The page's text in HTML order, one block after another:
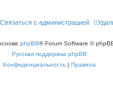
Связаться с администрацией
phpBB® Forum Software ©
Русская поддержка phpBB
Конфиденциальность | Правила